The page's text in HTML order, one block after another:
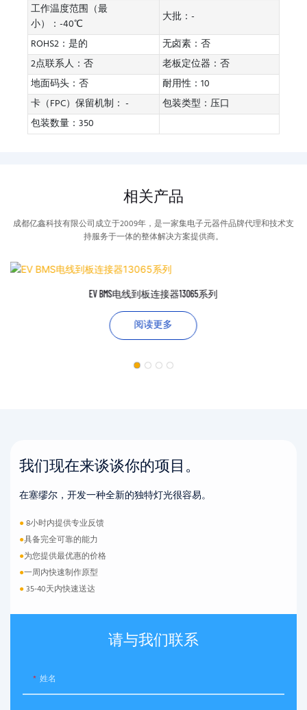
工作温度范围（最
小）：-40℃
大批：-
ROHS2：是的
无卤素：否
2点联系人：否
老板定位器：否
地面码头：否
耐用性：10
卡（FPC）保留机制： -
包装类型：压口
包装数量：350
相关产品
成都亿鑫科技有限公司成立于2009年，是一家集电子元器件品牌代理和技术支
持服务于一体的整体解决方案提供商。
EV BMS电线到板连接器13065系列
阅读更多
我们现在来谈谈你的项目。
在塞缪尔，开发一种全新的独特灯光很容易。
●8小时内提供专业反馈
●具备完全可靠的能力
●为您提供最优惠的价格
●一周内快速制作原型
●35-40天内快速送达
请与我们联系
姓名